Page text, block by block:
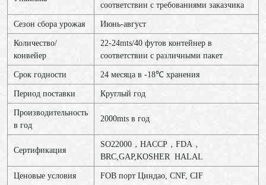
соответствии с требованиями заказчика
Сезон сбора урожая Июнь-август
Количество/
конвейер
22-24mts/40 футов контейнер в
соответствии с различными пакет
Срок годности 24 месяца в -18℃ хранения
Период поставки Круглый год
Производительность
в год
2000mts в год
Сертификация
SO22000，HACCP，FDA，
BRC,GAP,KOSHER HALAL
Ценовые условия FOB порт Циндао, CNF, CIF